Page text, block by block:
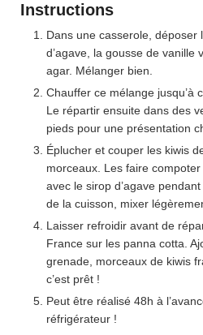
Instructions
Dans une casserole, déposer
d’agave, la gousse de vanille
agar. Mélanger bien.
Chauffer ce mélange jusqu’à
Le répartir ensuite dans des
pieds pour une présentation
Éplucher et couper les kiwis
morceaux. Les faire
avec le sirop d’agave
de la cuisson, mixer
Laisser refroidir avant de
France sur les panna cotta.
grenade, morceaux de kiwis
c’est prêt !
Peut être réalisé 48h à
réfrigérateur !